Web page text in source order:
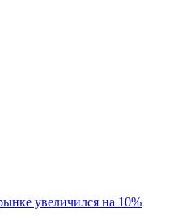
увеличился на 10%